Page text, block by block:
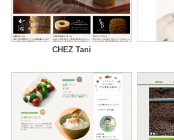
CHEZ Tani